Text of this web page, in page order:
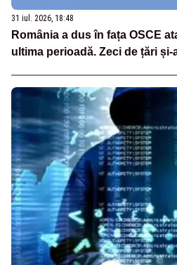
31 iul. 2026, 18:48
România a dus în fața OSCE
ultima perioadă. Zeci de țări